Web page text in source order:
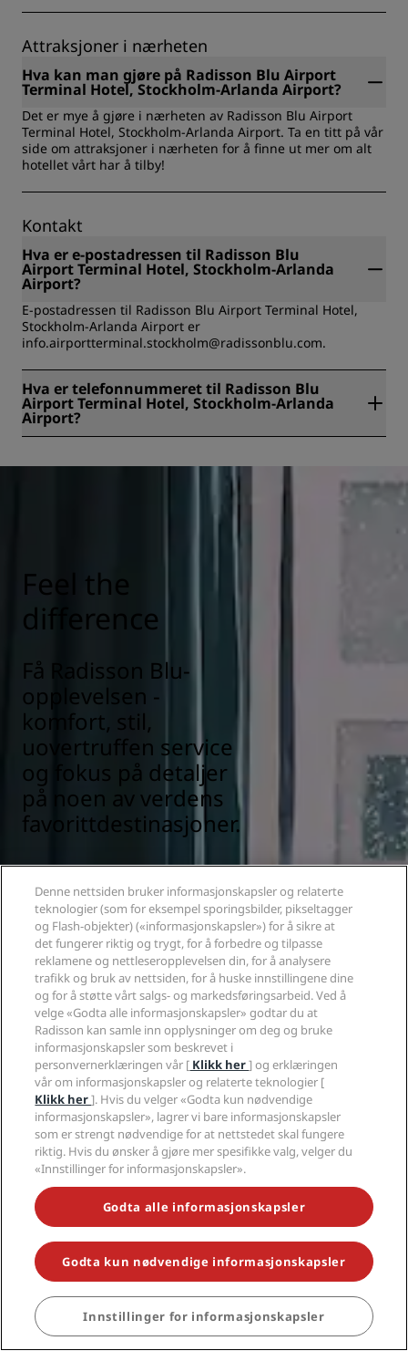
BESTILL
Attraksjoner i nærheten
Hva kan man gjøre på Radisson Blu Airport
Terminal Hotel, Stockholm-Arlanda Airport?
Det er mye å gjøre i nærheten av Radisson Blu Airport
Terminal Hotel, Stockholm-Arlanda Airport. Ta en titt på vår
side om attraksjoner i nærheten for å finne ut mer om alt
hotellet vårt har å tilby!
Kontakt
Hva er e-postadressen til Radisson Blu
Airport Terminal Hotel, Stockholm-Arlanda
Airport?
E-postadressen til Radisson Blu Airport Terminal Hotel,
Stockholm-Arlanda Airport er
info.airportterminal.stockholm@radissonblu.com.
Hva er telefonnummeret til Radisson Blu
Airport Terminal Hotel, Stockholm-Arlanda
Airport?
Feel the
difference
Få Radisson Blu-
opplevelsen -
komfort, stil,
uovertruffen service
og fokus på detaljer
på noen av verdens
favorittdestinasjoner.
Populære reisemål
Amsterdam
Bangkok
Bengaluru
Berlin
Budapest
København
Dubai
Dublin
Gran Canaria
Istanbul
Manchester
Milano
Denne nettsiden bruker informasjonskapsler og relaterte
teknologier (som for eksempel sporingsbilder, pikseltagger
og Flash-objekter) («informasjonskapsler») for å sikre at
det fungerer riktig og trygt, for å forbedre og tilpasse
reklamene og nettleseropplevelsen din, for å analysere
trafikk og bruk av nettsiden, for å huske innstillingene dine
og for å støtte vårt salgs- og markedsføringsarbeid. Ved å
velge «Godta alle informasjonskapsler» godtar du at
Radisson kan samle inn opplysninger om deg og bruke
informasjonskapsler som beskrevet i
personvernerklæringen vår [ Klikk her] og erklæringen
vår om informasjonskapsler og relaterte teknologier [
Klikk her]. Hvis du velger «Godta kun nødvendige
informasjonskapsler», lagrer vi bare informasjonskapsler
som er strengt nødvendige for at nettstedet skal fungere
riktig. Hvis du ønsker å gjøre mer spesifikke valg, velger du
«Innstillinger for informasjonskapsler».
Godta alle informasjonskapsler
Godta kun nødvendige informasjonskapsler
Innstillinger for informasjonskapsler